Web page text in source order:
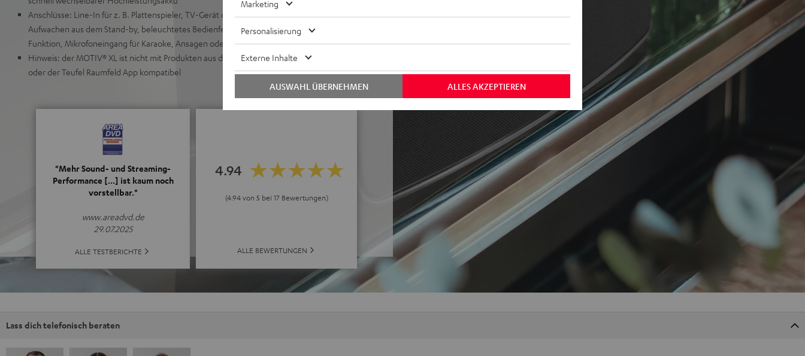
Anschlüsse: Line-In für z. B. Plattenspieler, TV-Gerät oder Notebook, automatisches
Aufwachen aus dem Stand-by, beleuchtetes Bedienfeld am Gerät, Stationstasten, Powerbank-
Funktion, Mikrofoneingang für Karaoke, Ansagen oder Reden
Hinweis: der MOTIV® XL ist nicht mit Produkten aus der Teufel Streaming / Raumfeld Serie
oder der Teufel Raumfeld App kompatibel
"Mehr Sound- und Streaming-
Performance [...] ist kaum noch
vorstellbar."
www.areadvd.de
29.07.2025
ALLE TESTBERICHTE
4.94
(4.94 von 5 bei 17 Bewertungen)
ALLE BEWERTUNGEN
Lass dich telefonisch beraten
Marketing
Personalisierung
Externe Inhalte
ALLES AKZEPTIEREN
AUSWAHL ÜBERNEHMEN